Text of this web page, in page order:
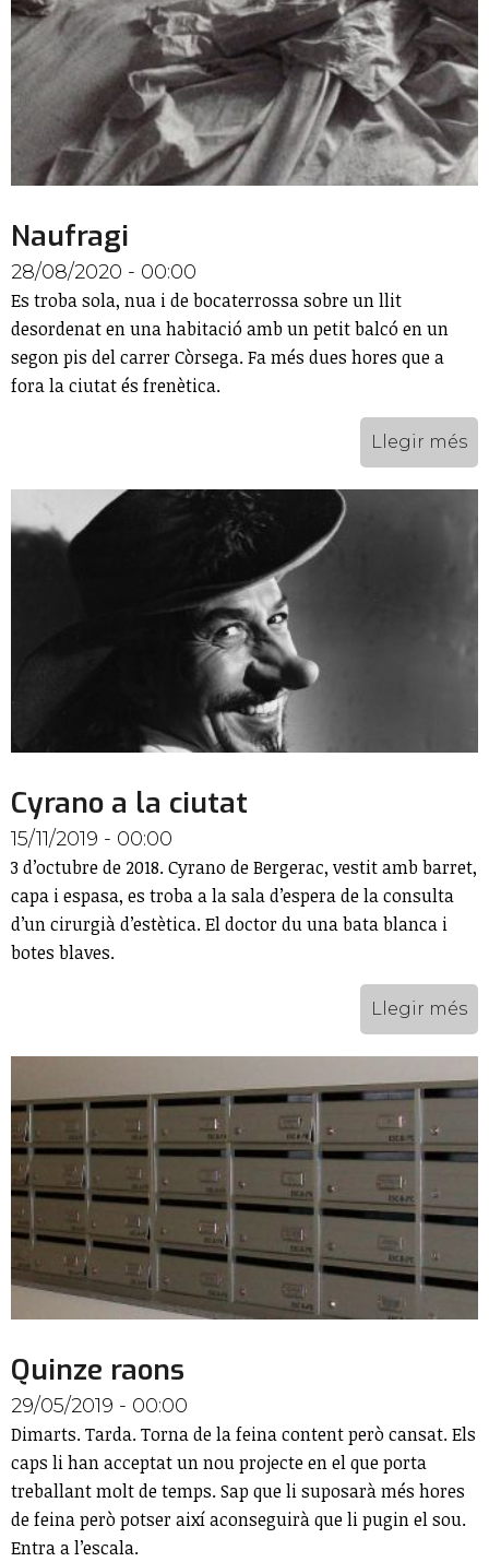
Naufragi
28/08/2020 - 00:00
Es troba sola, nua i de bocaterrossa sobre un llit
desordenat en una habitació amb un petit balcó en un
segon pis del carrer Còrsega. Fa més dues hores que a
fora la ciutat és frenètica.
Llegir més
Cyrano a la ciutat
15/11/2019 - 00:00
3 d’octubre de 2018. Cyrano de Bergerac, vestit amb barret,
capa i espasa, es troba a la sala d’espera de la consulta
d’un cirurgià d’estètica. El doctor du una bata blanca i
botes blaves.
Llegir més
Quinze raons
29/05/2019 - 00:00
Dimarts. Tarda. Torna de la feina content però cansat. Els
caps li han acceptat un nou projecte en el que porta
treballant molt de temps. Sap que li suposarà més hores
de feina però potser així aconseguirà que li pugin el sou.
Entra a l’escala.